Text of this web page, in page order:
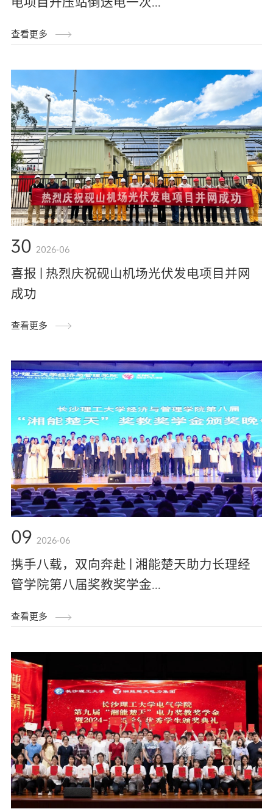
查看更多
30 2026-06
喜报 | 热烈庆祝砚山机场光伏发电项目并网
成功
查看更多
09 2026-06
携手八载，双向奔赴 | 湘能楚天助力长理经
管学院第八届奖教奖学金...
查看更多